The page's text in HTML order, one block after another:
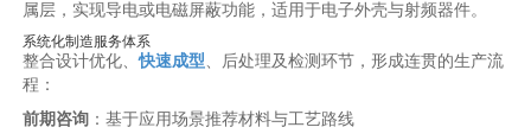
属层，实现导电或电磁屏蔽功能，适用于电子外壳与射频器件。
系统化制造服务体系
整合设计优化、快速成型、后处理及检测环节，形成连贯的生产流
程：
前期咨询 ：基于应用场景推荐材料与工艺路线